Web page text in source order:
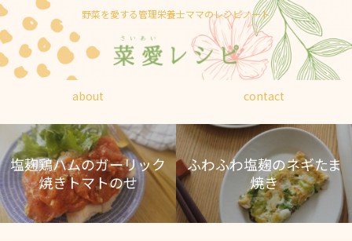
野菜を愛する管理栄養士ママのレシピノート
about contact
塩麹鶏ハムのガーリック
焼きトマトのせ
ふわふわ塩麹のネギたま
焼き